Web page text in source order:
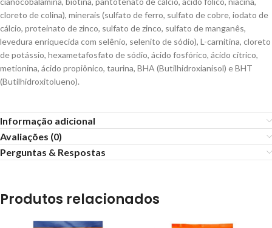
cloreto de colina), minerais (sulfato de ferro, sulfato de cobre, iodato de
cálcio, proteinato de zinco, sulfato de zinco, sulfato de manganês,
levedura enriquecida com selênio, selenito de sódio), L-carnitina, cloreto
de potássio, hexametafosfato de sódio, ácido fosfórico, ácido cítrico,
metionina, ácido propiônico, taurina, BHA (Butilhidroxianisol) e BHT
(Butilhidroxitolueno).
Informação adicional
Avaliações (0)
Perguntas & Respostas
Produtos relacionados